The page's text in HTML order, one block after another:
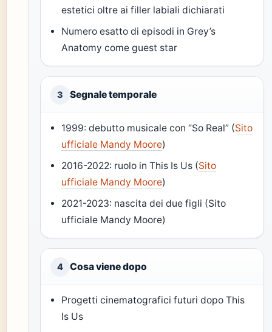
estetici oltre ai filler labiali dichiarati
Numero esatto di episodi in Grey’s
Anatomy come guest star
3 Segnale temporale
1999: debutto musicale con “So Real” (Sito
ufficiale Mandy Moore)
2016-2022: ruolo in This Is Us (Sito
ufficiale Mandy Moore)
2021-2023: nascita dei due figli (Sito
ufficiale Mandy Moore)
4 Cosa viene dopo
Progetti cinematografici futuri dopo This
Is Us